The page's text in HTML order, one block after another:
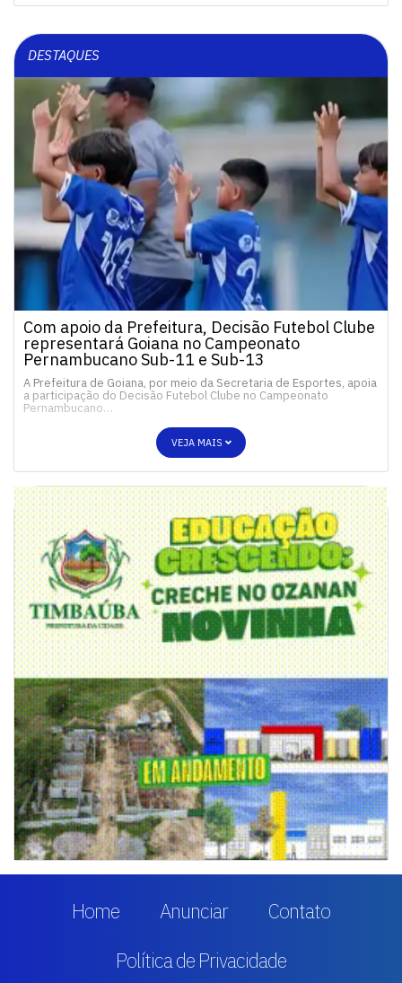
DESTAQUES
Com apoio da Prefeitura, Decisão Futebol Clube
representará Goiana no Campeonato
Pernambucano Sub-11 e Sub-13
A Prefeitura de Goiana, por meio da Secretaria de Esportes, apoia
a participação do Decisão Futebol Clube no Campeonato
Pernambucano…
VEJA MAIS
Home Anunciar
Contato
Política de Privacidade